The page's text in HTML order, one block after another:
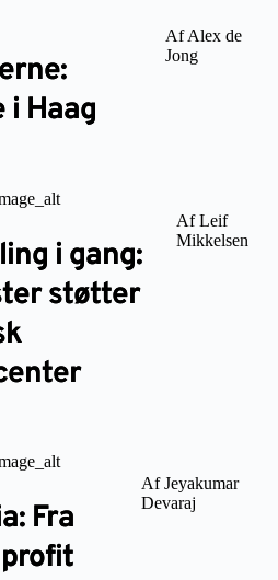
Haag
Af Alex de
Jong
i gang:
støtter
Af Leif
Mikkelsen
Fra
Af Jeyakumar
Devaraj